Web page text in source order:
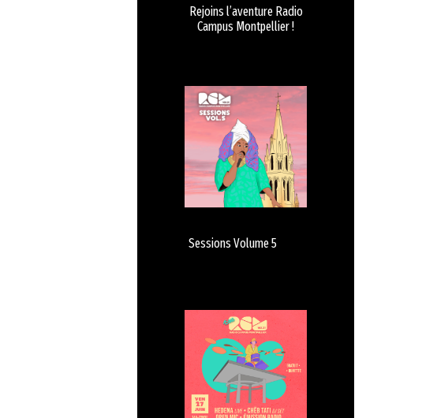
Rejoins l’aventure Radio
Campus Montpellier !
Sessions Volume 5